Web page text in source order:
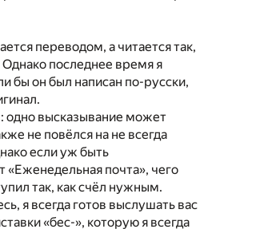
переводом, а читается так,
Однако последнее время я
бы он был написан по-русски,
одно высказывание может
не повёлся на не всегда
если уж быть
«Еженедельная почта», чего
так, как счёл нужным.
я всегда готов выслушать вас
«бес-», которую я всегда